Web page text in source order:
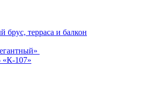
брус, терраса и балкон